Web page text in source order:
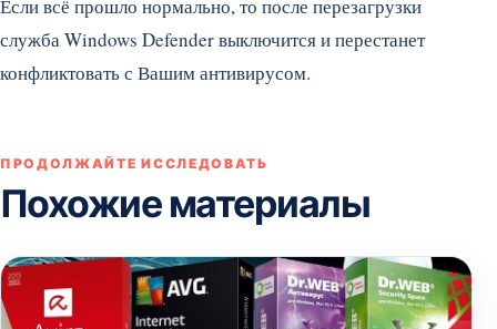
Если всё прошло нормально, то после перезагрузки
служба Windows Defender выключится и перестанет
конфликтовать с Вашим антивирусом.
ПРОДОЛЖАЙТЕ ИССЛЕДОВАТЬ
Похожие материалы